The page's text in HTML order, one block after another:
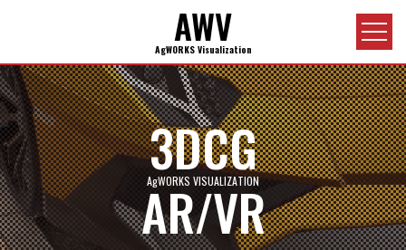
AWV
AgWORKS Visualization
MENU
3DCG
AgWORKS VISUALIZATION
AR/VR